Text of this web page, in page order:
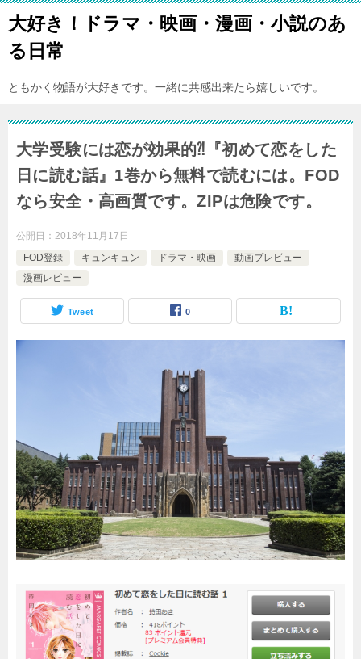
大好き！ドラマ・映画・漫画・小説のあ
る日常
ともかく物語が大好きです。一緒に共感出来たら嬉しいです。
大学受験には恋が効果的⁈『初めて恋をした
日に読む話』1巻から無料で読むには。FOD
なら安全・高画質です。ZIPは危険です。
公開日： 2018年11月17日
FOD登録
キュンキュン ドラマ・映画
動画プレビュー
漫画レビュー
Tweet 0